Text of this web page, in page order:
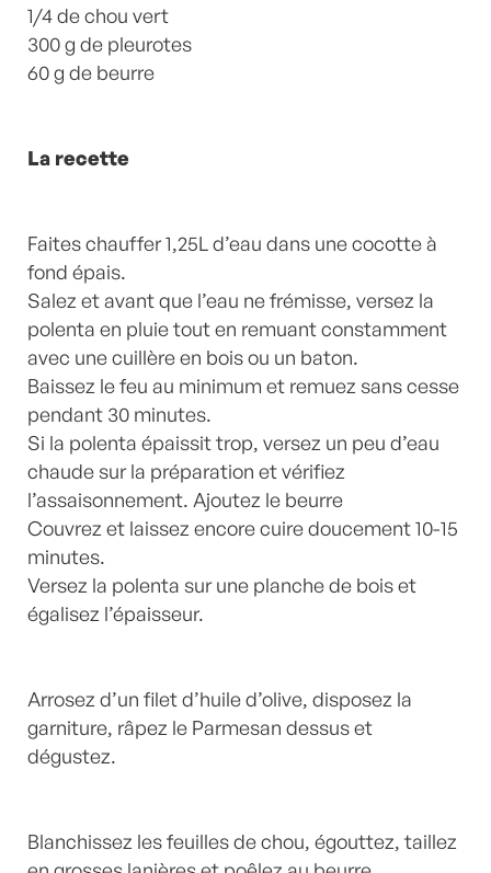
1/4 de chou vert
300 g de pleurotes
60 g de beurre
La recette
Faites chauffer 1,25L d’eau dans une cocotte à
fond épais.
Salez et avant que l’eau ne frémisse, versez la
polenta en pluie tout en remuant constamment
avec une cuillère en bois ou un baton.
Baissez le feu au minimum et remuez sans cesse
pendant 30 minutes.
Si la polenta épaissit trop, versez un peu d’eau
chaude sur la préparation et vérifiez
l’assaisonnement. Ajoutez le beurre
Couvrez et laissez encore cuire doucement 10-15
minutes.
Versez la polenta sur une planche de bois et
égalisez l’épaisseur.
Arrosez d’un filet d’huile d’olive, disposez la
garniture, râpez le Parmesan dessus et
dégustez.
Blanchissez les feuilles de chou, égouttez, taillez